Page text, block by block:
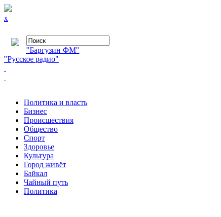
x
"Баргузин ФМ"
"Русское радио"
Политика и власть
Бизнес
Происшествия
Общество
Cпорт
Здоровье
Культура
Город живёт
Байкал
Чайный путь
Политика